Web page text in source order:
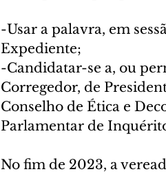
-Usar a palavra, em
Expediente;
-Candidatar-se a, ou
Corregedor, de
Conselho de Ética e
Parlamentar de
No fim de 2023, a